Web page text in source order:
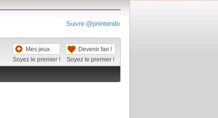
Suivre @pnintendo
Mes jeux
Soyez le premier !
Devenir fan !
Soyez le premier !